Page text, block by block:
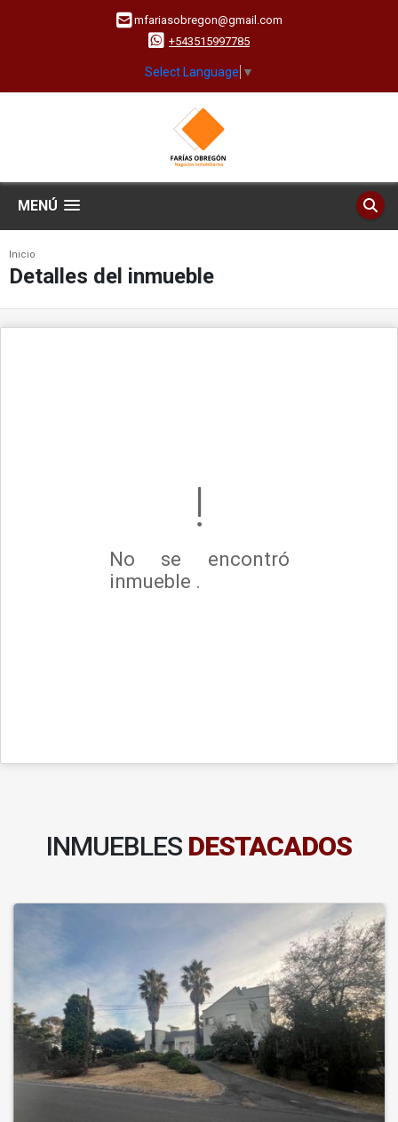
mfariasobregon@gmail.com
+543515997785
Select Language ▼
MENÚ
Inicio
Detalles del inmueble
No se encontró
inmueble .
INMUEBLES DESTACADOS